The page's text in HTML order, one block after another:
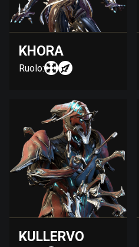
KHORA
Ruolo:
KULLERVO